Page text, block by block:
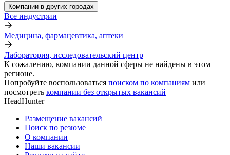
Компании в других городах
Все индустрии
Медицина, фармацевтика, аптеки
Лаборатория, исследовательский центр
К сожалению, компании данной сферы не найдены в этом
регионе.
Попробуйте воспользоваться поиском по компаниям или
посмотреть компании без открытых вакансий
HeadHunter
Размещение вакансий
Поиск по резюме
О компании
Наши вакансии